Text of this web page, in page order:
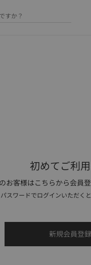
初めてご利
お客様はこちらから会員
スワードでログインいただく